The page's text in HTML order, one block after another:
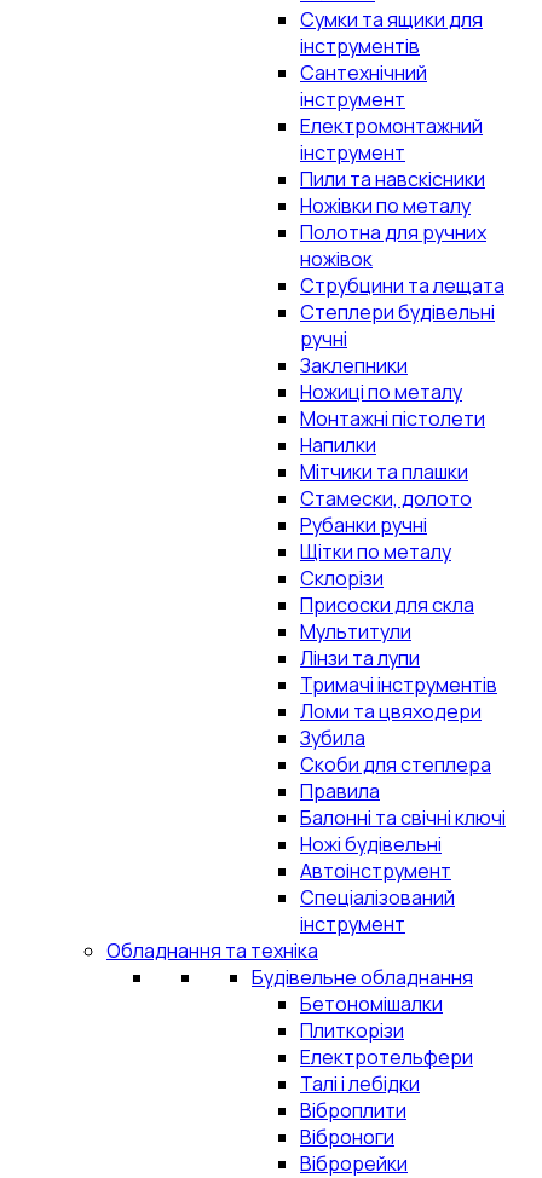
Сумки та ящики для
інструментів
Сантехнічний
інструмент
Електромонтажний
інструмент
Пили та навскісники
Ножівки по металу
Полотна для ручних
ножівок
Струбцини та лещата
Степлери будівельні
ручні
Заклепники
Ножиці по металу
Монтажні пістолети
Напилки
Мітчики та плашки
Стамески, долото
Рубанки ручні
Щітки по металу
Склорізи
Присоски для скла
Мультитули
Лінзи та лупи
Тримачі інструментів
Ломи та цвяходери
Зубила
Скоби для степлера
Правила
Балонні та свічні ключі
Ножі будівельні
Автоінструмент
Спеціалізований
інструмент
Обладнання та техніка
Будівельне обладнання
Бетономішалки
Плиткорізи
Електротельфери
Талі і лебідки
Віброплити
Віброноги
Віброрейки